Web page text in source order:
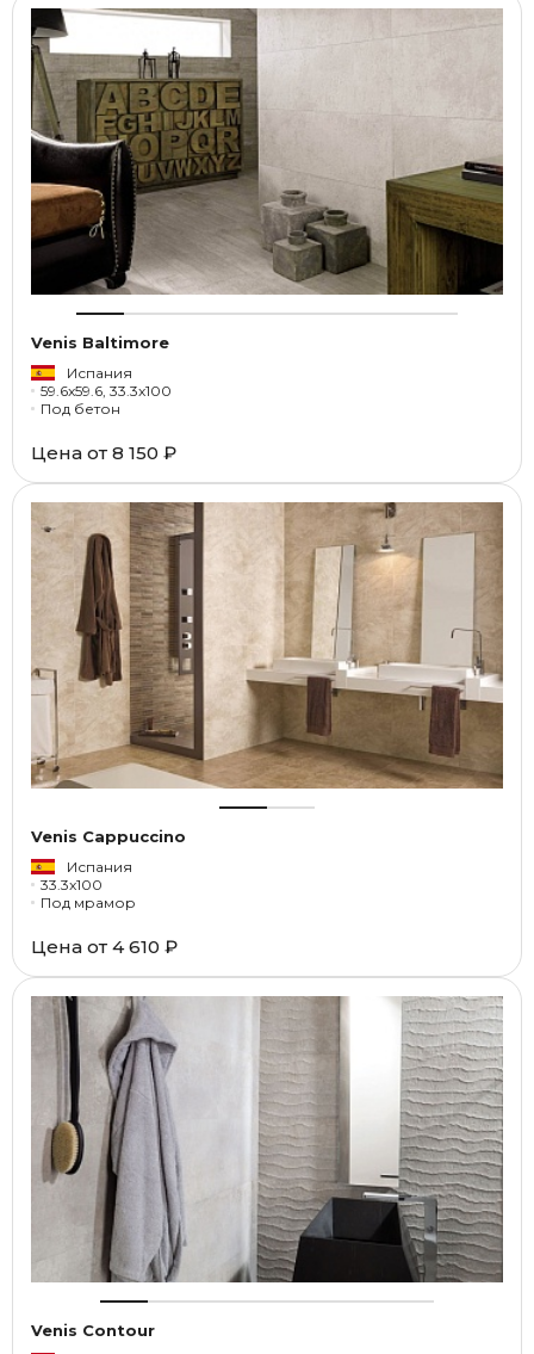
Venis Baltimore
Испания
59.6x59.6, 33.3x100
Под бетон
Цена от 8 150 ₽
Venis Cappuccino
Испания
33.3x100
Под мрамор
Цена от 4 610 ₽
Venis Contour